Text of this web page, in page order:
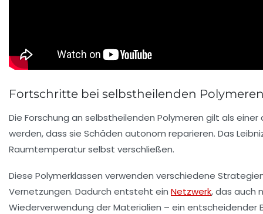
Fortschritte bei selbstheilenden
Die Forschung an selbstheilenden Polymeren gilt als
werden, dass sie Schäden autonom reparieren. Das
Raumtemperatur selbst verschließen.
Diese Polymerklassen verwenden verschiedene
Vernetzungen. Dadurch entsteht ein Netzwerk, das auch
Wiederverwendung der Materialien – ein entscheidender